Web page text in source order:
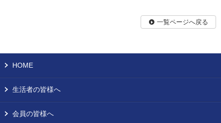
一覧ページへ戻る
HOME
生活者の皆様へ
会員の皆様へ